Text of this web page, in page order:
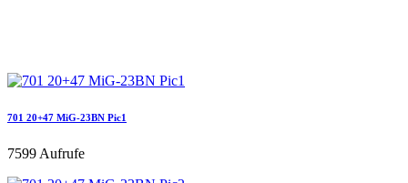
701 20+47 MiG-23BN Pic1
7599 Aufrufe